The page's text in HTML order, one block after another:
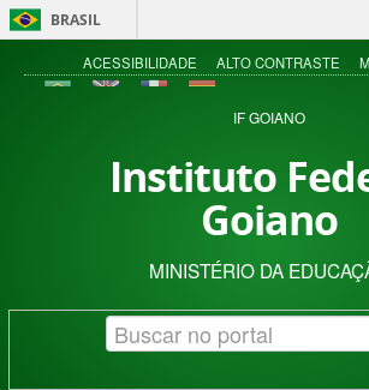
BRASIL
Acesso
ACESSIBILIDADE ALTO CONTRASTE
IF GOIANO
Instituto
Goiano
MINISTÉRIO DA